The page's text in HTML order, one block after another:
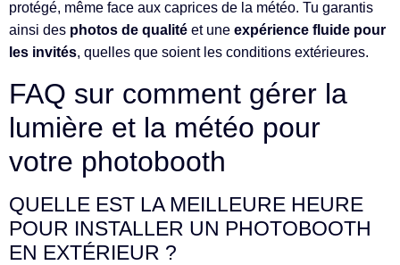
protégé, même face aux caprices de la météo. Tu garantis
ainsi des photos de qualité et une expérience fluide pour
les invités, quelles que soient les conditions extérieures.
FAQ sur comment gérer la
lumière et la météo pour
votre photobooth
QUELLE EST LA MEILLEURE HEURE
POUR INSTALLER UN PHOTOBOOTH
EN EXTÉRIEUR ?